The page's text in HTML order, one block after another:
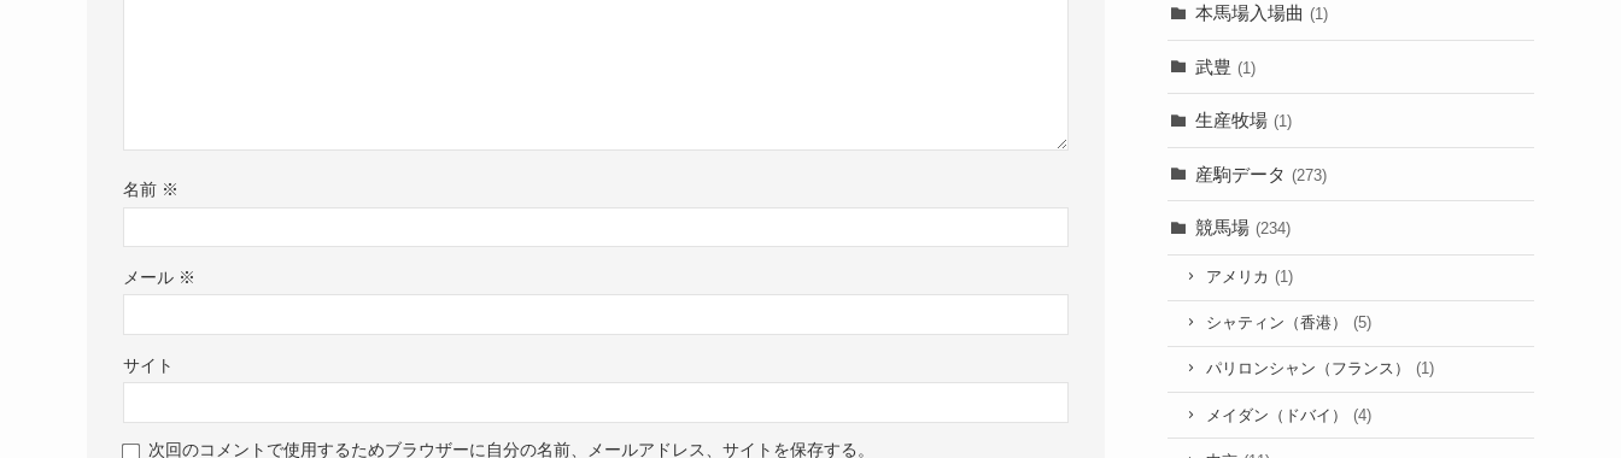
名前 ※
メール ※
サイト
次回のコメントで使用するためブラウザーに自分の名前、メールアドレス、サイトを保存する。
本馬場入場曲 (1)
武豊 (1)
生産牧場 (1)
産駒データ (273)
競馬場 (234)
アメリカ (1)
シャティン（香港） (5)
パリロンシャン（フランス） (1)
メイダン（ドバイ） (4)